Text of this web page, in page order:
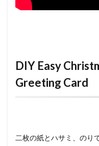
DIY Easy
Greeting Card
二枚の紙とハサミ、のり